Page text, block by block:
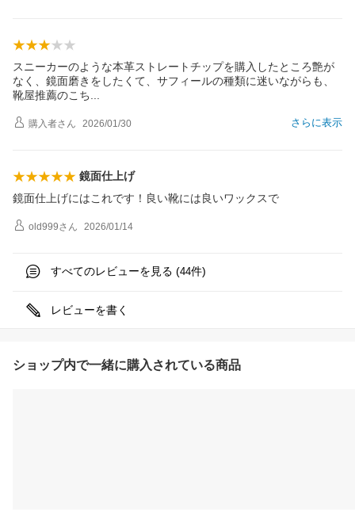
スニーカーのような本革ストレートチップを購入したところ艶が
なく、鏡面磨きをしたくて、サフィールの種類に迷いながらも、
靴屋推薦のこ ち
さらに表示
購入者さん 2026/01/30
鏡面仕上げ
鏡面仕上げにはこれです！良い靴には良いワックスで
old999さん 2026/01/14
すべてのレビューを見る (44件)
レビューを書く
ショップ内で一緒に購入されている商品